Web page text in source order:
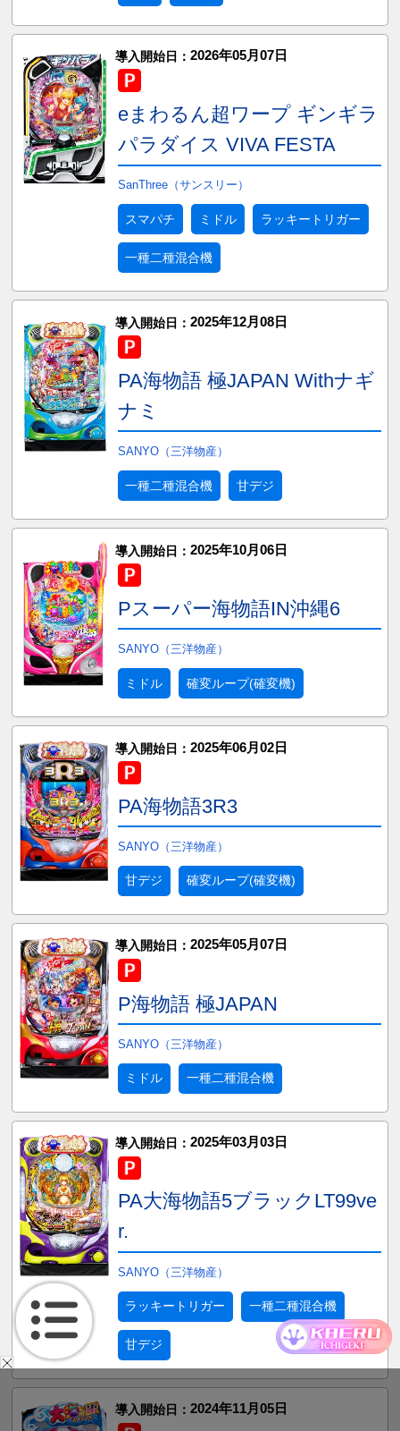
導入開始日： 2026年05月07日
eまわるん超ワープ ギンギラ
パラダイス VIVA FESTA
SanThree（サンスリー）
スマパチ ミドル ラッキートリガー
一種二種混合機
導入開始日： 2025年12月08日
PA海物語 極JAPAN Withナギ
ナミ
SANYO（三洋物産）
一種二種混合機 甘デジ
導入開始日： 2025年10月06日
Pスーパー海物語IN沖縄6
SANYO（三洋物産）
ミドル 確変ループ(確変機)
導入開始日： 2025年06月02日
PA海物語3R3
SANYO（三洋物産）
甘デジ 確変ループ(確変機)
導入開始日： 2025年05月07日
P海物語 極JAPAN
SANYO（三洋物産）
ミドル 一種二種混合機
導入開始日： 2025年03月03日
PA大海物語5ブラックLT99ve
r.
SANYO（三洋物産）
ラッキートリガー 一種二種混合機
甘デジ
導入開始日： 2024年11月05日